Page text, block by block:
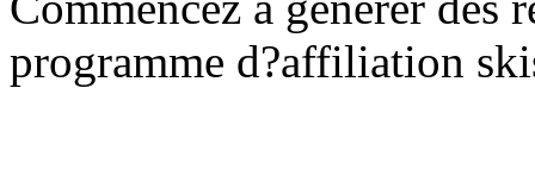
programme d?affiliation